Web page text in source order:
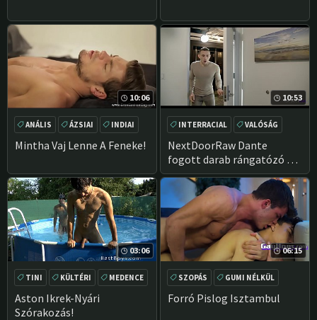
10:06
Mintha Vaj Lenne A Feneke!
ANÁLIS ÁZSIAI
INDIAI
MASSZÁZS
10:53
NextDoorRaw Dante
fogott darab rángatózó az
autó & akar nyers szex
INTERRACIAL
VALÓSÁG
NAGY FASZ
BBC
03:06
Aston Ikrek-Nyári
Szórakozás!
TINI KÜLTÉRI
MEDENCE
IKREK
06:15
Forró Pislog Isztambul
SZOPÁS
GUMI NÉLKÜL
RIMMING
SEGG